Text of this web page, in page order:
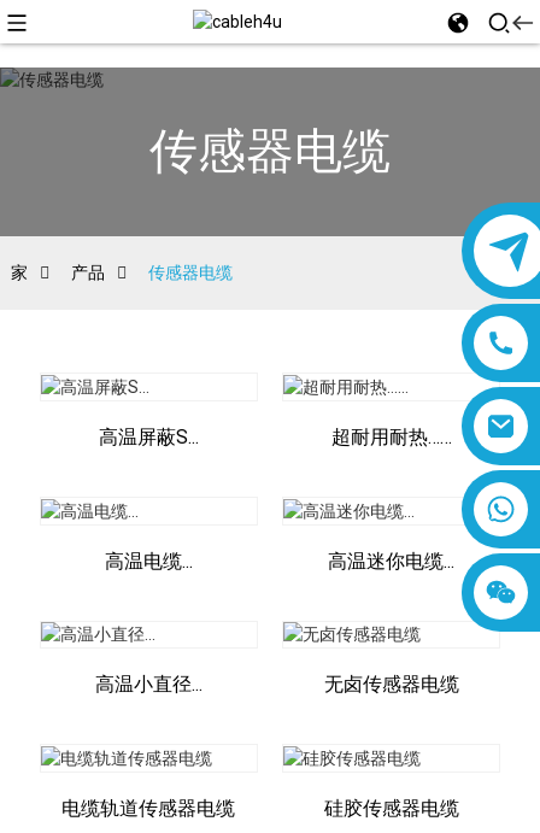
8618019377761
传感器电缆
家 产品 传感器电缆
高温屏蔽S... 超耐用耐热……
高温电缆... 高温迷你电缆...
高温小直径... 无卤传感器电缆
电缆轨道传感器电缆 硅胶传感器电缆